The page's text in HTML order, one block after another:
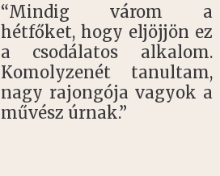
“Mindig várom a
hétfőket, hogy eljöjjön ez
a csodálatos alkalom.
Komolyzenét tanultam,
nagy rajongója vagyok a
művész úrnak.”